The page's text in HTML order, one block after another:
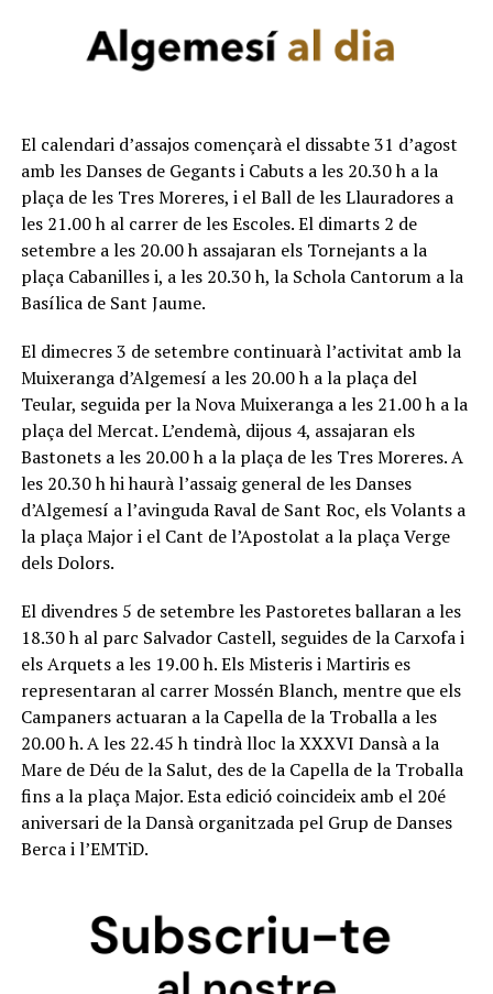
El calendari d’assajos començarà el dissabte 31 d’agost
amb les Danses de Gegants i Cabuts a les 20.30 h a la
plaça de les Tres Moreres, i el Ball de les Llauradores a
les 21.00 h al carrer de les Escoles. El dimarts 2 de
setembre a les 20.00 h assajaran els Tornejants a la
plaça Cabanilles i, a les 20.30 h, la Schola Cantorum a la
Basílica de Sant Jaume.
El dimecres 3 de setembre continuarà l’activitat amb la
Muixeranga d’Algemesí a les 20.00 h a la plaça del
Teular, seguida per la Nova Muixeranga a les 21.00 h a la
plaça del Mercat. L’endemà, dijous 4, assajaran els
Bastonets a les 20.00 h a la plaça de les Tres Moreres. A
les 20.30 h hi haurà l’assaig general de les Danses
d’Algemesí a l’avinguda Raval de Sant Roc, els Volants a
la plaça Major i el Cant de l’Apostolat a la plaça Verge
dels Dolors.
El divendres 5 de setembre les Pastoretes ballaran a les
18.30 h al parc Salvador Castell, seguides de la Carxofa i
els Arquets a les 19.00 h. Els Misteris i Martiris es
representaran al carrer Mossén Blanch, mentre que els
Campaners actuaran a la Capella de la Troballa a les
20.00 h. A les 22.45 h tindrà lloc la XXXVI Dansà a la
Mare de Déu de la Salut, des de la Capella de la Troballa
fins a la plaça Major. Esta edició coincideix amb el 20é
aniversari de la Dansà organitzada pel Grup de Danses
Berca i l’EMTiD.